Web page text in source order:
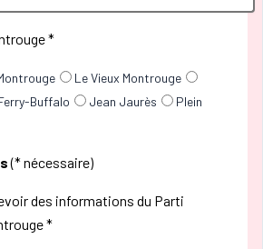
*
Le Vieux Montrouge
Buffalo Jean Jaurès
Plein
(* nécessaire)
des informations du Parti
*